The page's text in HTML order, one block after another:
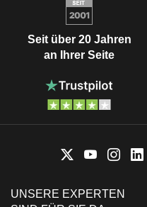
Seit über 20 Jahren
an Ihrer Seite
UNSERE EXPERTEN